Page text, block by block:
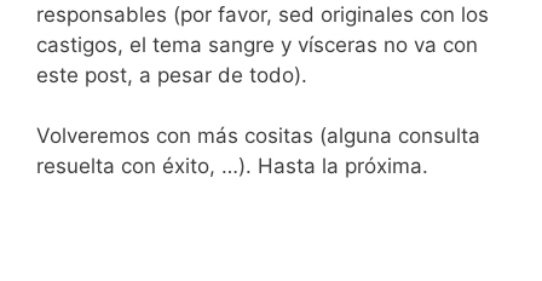
responsables (por favor, sed originales con los
castigos, el tema sangre y vísceras no va con
este post, a pesar de todo).
Volveremos con más cositas (alguna consulta
resuelta con éxito, …). Hasta la próxima.